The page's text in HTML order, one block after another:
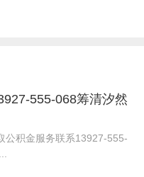
555-068筹清汐然
公积金服务联系13927-555-